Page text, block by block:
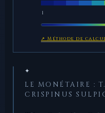
1
↗ Méthode de
✦
LE MONÉTAIRE :
CRISPINUS